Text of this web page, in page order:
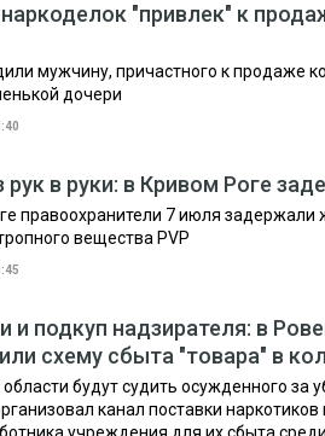
"привлек" к
мужчину, причастного к продаже
дочери
рук в руки: в Кривом Роге
правоохранители 7 июля
вещества PVP
и подкуп надзирателя: в
схему сбыта "товара" в
будут судить осужденного за
канал поставки